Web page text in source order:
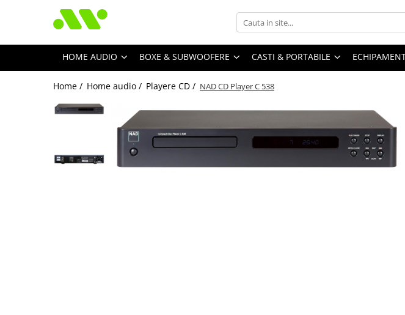
HOME AUDIO BOXE & SUBWOOFERE CASTI & PORTABILE
Home / Home audio / Playere CD / NAD CD Player C 538